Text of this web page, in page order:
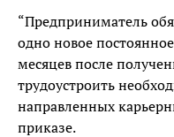
“Предприниматель
одно новое
месяцев после
трудоустроить
направленных
приказе.